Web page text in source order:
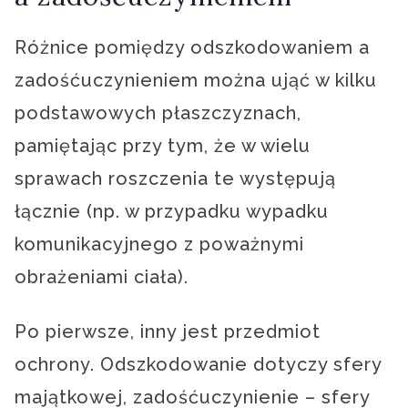
Różnice pomiędzy odszkodowaniem a
zadośćuczynieniem można ująć w kilku
podstawowych płaszczyznach,
pamiętając przy tym, że w wielu
sprawach roszczenia te występują
łącznie (np. w przypadku wypadku
komunikacyjnego z poważnymi
obrażeniami ciała).
Po pierwsze, inny jest przedmiot
ochrony. Odszkodowanie dotyczy sfery
majątkowej, zadośćuczynienie – sfery